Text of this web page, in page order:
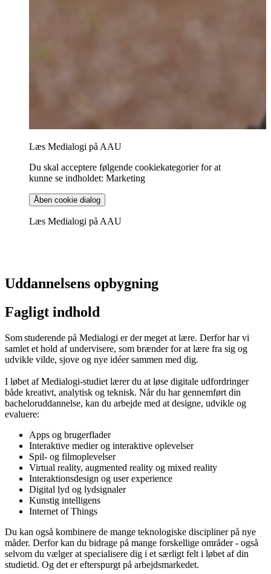
Læs Medialogi på AAU
Du skal acceptere følgende cookiekategorier for at
kunne se indholdet: Marketing
Åben cookie dialog
Læs Medialogi på AAU
Uddannelsens opbygning
Fagligt indhold
Som studerende på Medialogi er der meget at lære. Derfor har vi
samlet et hold af undervisere, som brænder for at lære fra sig og
udvikle vilde, sjove og nye idéer sammen med dig.
I løbet af Medialogi-studiet lærer du at løse digitale udfordringer
både kreativt, analytisk og teknisk. Når du har gennemført din
bacheloruddannelse, kan du arbejde med at designe, udvikle og
evaluere:
Apps og brugerflader
Interaktive medier og interaktive oplevelser
Spil- og filmoplevelser
Virtual reality, augmented reality og mixed reality
Interaktionsdesign og user experience
Digital lyd og lydsignaler
Kunstig intelligens
Internet of Things
Du kan også kombinere de mange teknologiske discipliner på nye
måder. Derfor kan du bidrage på mange forskellige områder - også
selvom du vælger at specialisere dig i et særligt felt i løbet af din
studietid. Og det er efterspurgt på arbejdsmarkedet.